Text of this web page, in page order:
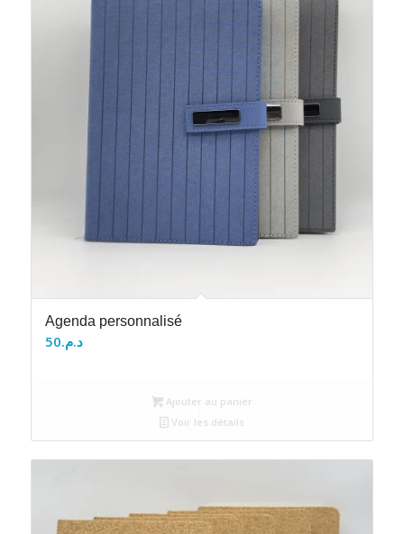
Agenda personnalisé
د.م.50
Ajouter au panier
Voir les détails